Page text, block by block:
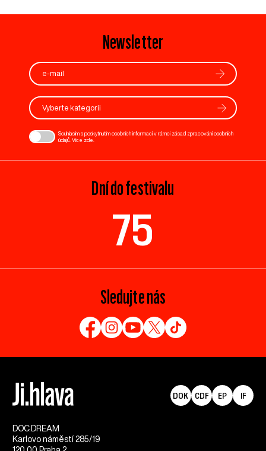
Newsletter
Vyberte kategorii
Souhlasím s poskytnutím osobních informací v rámci zásad zpracování osobních
údajů. Více zde
Dní do festivalu
75
Sledujte nás
DOC.DREAM​
Karlovo náměstí 285/19
DOK CDF EP IF